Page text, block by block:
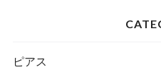
ピアス